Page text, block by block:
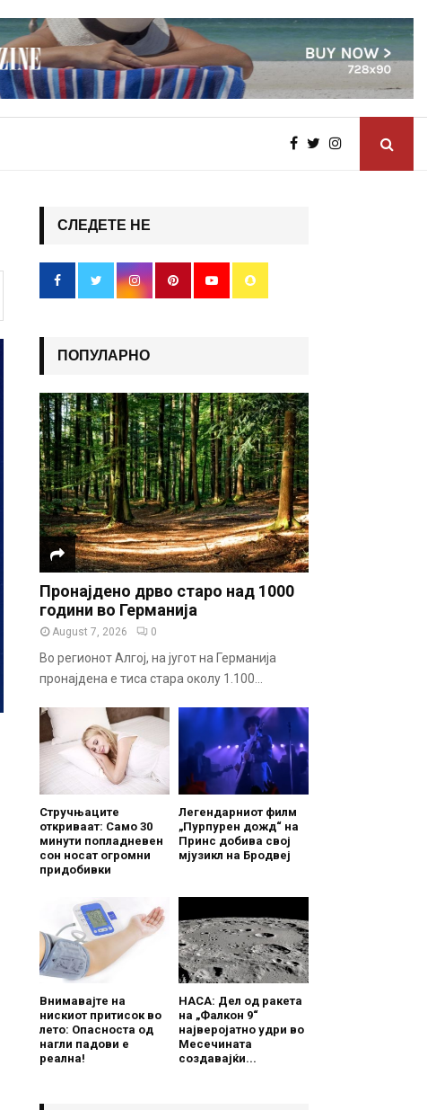
СЛЕДЕТЕ НЕ
ПОПУЛАРНО
Пронајдено дрво старо над 1000
години во Германија
August 7, 2026 0
Во регионот Алгој, на југот на Германија
пронајдена е тиса стара околу 1.100...
Стручњаците
откриваат: Само 30
минути попладневен
сон носат огромни
придобивки
Легендарниот филм
„Пурпурен дожд“ на
Принс добива свој
мјузикл на Бродвеј
Внимавајте на
нискиот притисок во
лето: Опасноста од
нагли падови е
реална!
НАСА: Дел од ракета
на „Фалкон 9“
најверојатно удри во
Месечината
создавајќи...